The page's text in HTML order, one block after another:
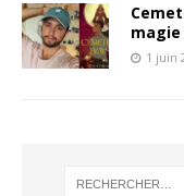
1 juin